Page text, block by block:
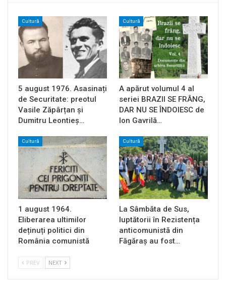
Cultură
5 august 1976. Asasinați
de Securitate: preotul
Vasile Zăpârțan și
Dumitru Leontieș…
Cultură
A apărut volumul 4 al
seriei BRAZII SE FRÂNG,
DAR NU SE ÎNDOIESC de
Ion Gavrilă…
Cultură
1 august 1964.
Eliberarea ultimilor
deținuți politici din
România comunistă
Cultură
La Sâmbăta de Sus,
luptătorii în Rezistența
anticomunistă din
Făgăraș au fost…
PREV NEXT